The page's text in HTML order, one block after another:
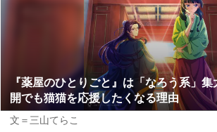
『薬屋のひとりごと』は「なろう系」
開でも猫猫を応援したくなる理由
文＝三山てらこ